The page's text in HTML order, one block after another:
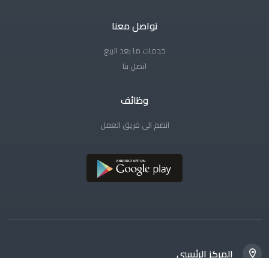
تواصل معنا
خدمات ما بعد البيع
اتصل بنا
وظائف
انضم الى فريق العمل
المركز الرئيسي